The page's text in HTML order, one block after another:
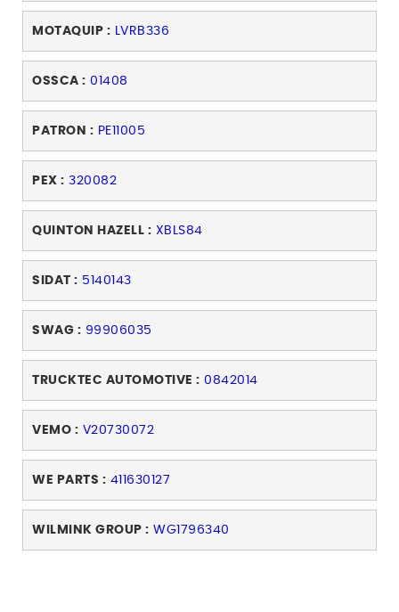
MOTAQUIP : LVRB336
OSSCA : 01408
PATRON : PE11005
PEX : 320082
QUINTON HAZELL : XBLS84
SIDAT : 5140143
SWAG : 99906035
TRUCKTEC AUTOMOTIVE : 0842014
VEMO : V20730072
WE PARTS : 411630127
WILMINK GROUP : WG1796340